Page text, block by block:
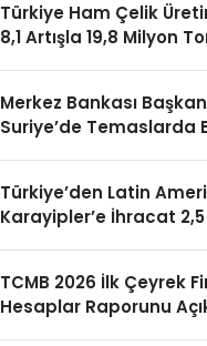
Türkiye Ham Çelik
8,1 Artışla 19,8 Milyon
Merkez Bankası
Suriye’de Temaslarda
Türkiye’den Latin
Karayipler’e İhracat
TCMB 2026 İlk Çeyrek
Hesaplar Raporunu